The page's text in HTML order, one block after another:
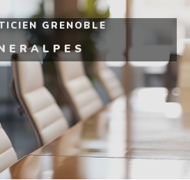
GRENOBLE